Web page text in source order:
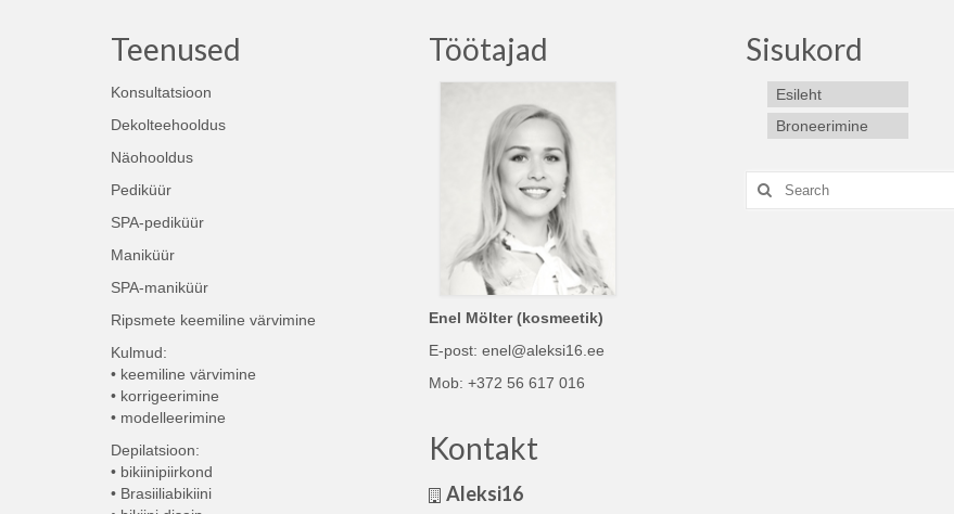
Teenused
Konsultatsioon
Dekolteehooldus
Näohooldus
Pediküür
SPA-pediküür
Maniküür
SPA-maniküür
Ripsmete keemiline värvimine
Kulmud:
• keemiline värvimine
• korrigeerimine
• modelleerimine
Depilatsioon:
• bikiinipiirkond
• Brasiiliabikiini
Töötajad
Enel Mölter (kosmeetik)
E-post: enel@aleksi16.ee
Mob: +372 56 617 016
Kontakt
Aleksi16
Sisukord
Esileht
Broneerimine
Search
for: